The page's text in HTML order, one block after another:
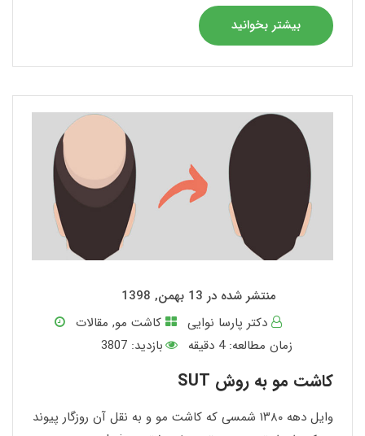
بیشتر بخوانید
منتشر شده در 13 بهمن, 1398
دکتر پارسا نوایی
کاشت مو, مقالات
زمان مطالعه: 4 دقیقه بازدید: 3807
کاشت مو به روش SUT
وایل دهه ۱۳۸۰ شمسی که کاشت مو و به نقل آن روزگار پیوند